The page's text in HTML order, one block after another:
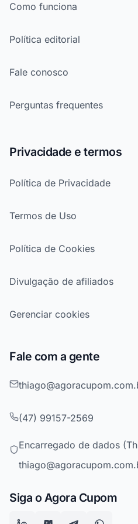
Como funciona
Política editorial
Fale conosco
Perguntas frequentes
Privacidade e termos
Política de Privacidade
Termos de Uso
Política de Cookies
Divulgação de afiliados
Gerenciar cookies
Fale com a gente
(47) 99157-2569
Encarregado de dados
Siga o Agora Cupom